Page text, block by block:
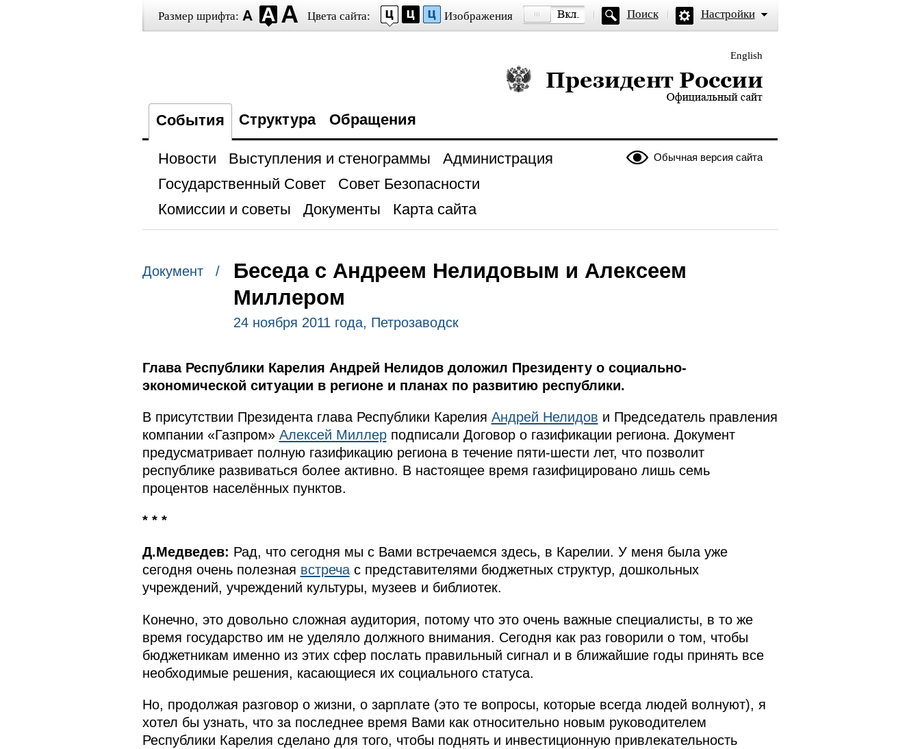
Размер шрифта: Цвета сайта: Изображения Поиск Настройки
English
Президент России — официальный сайт
События Структура Обращения
Обычная версия сайта
Новости Выступления и стенограммы
Администрация
Государственный Совет
Совет Безопасности
Комиссии и советы
Документы Карта сайта
Документ /
Беседа с Андреем Нелидовым и Алексеем
Миллером
24 ноября 2011 года, Петрозаводск
Глава Республики Карелия Андрей Нелидов доложил Президенту о социально-
экономической ситуации в регионе и планах по развитию республики.
В присутствии Президента глава Республики Карелия Андрей Нелидов и Председатель правления
компании «Газпром» Алексей Миллерподписали Договор о газификации региона. Документ
предусматривает полную газификацию региона в течение пяти-шести лет, что позволит
республике развиваться более активно. В настоящее время газифицировано лишь семь
процентов населённых пунктов.
* * *
Д.Медведев: Рад, что сегодня мы с Вами встречаемся здесь, в Карелии. У меня была уже
сегодня очень полезная встречас представителями бюджетных структур, дошкольных
учреждений, учреждений культуры, музеев и библиотек.
Конечно, это довольно сложная аудитория, потому что это очень важные специалисты, в то же
время государство им не уделяло должного внимания. Сегодня как раз говорили о том, чтобы
бюджетникам именно из этих сфер послать правильный сигнал и в ближайшие годы принять все
необходимые решения, касающиеся их социального статуса.
Но, продолжая разговор о жизни, о зарплате (это те вопросы, которые всегда людей волнуют), я
хотел бы узнать, что за последнее время Вами как относительно новым руководителем
Республики Карелия сделано для того, чтобы поднять и инвестиционную привлекательность